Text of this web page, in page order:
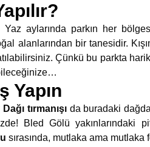
Yaz aylarında parkın her
alanlarından bir tanesidir.
Çünkü bu parkta
Yapın
tırmanışı da buradaki
Bled Gölü yakınlarındaki
sırasında, mutlaka ama mutlaka